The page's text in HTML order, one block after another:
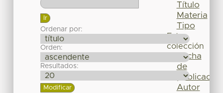
Ordenar por:
Orden:
Resultados:
Título
Materia
Tipo
Esta
colección
Fecha
de
publicación
Autor